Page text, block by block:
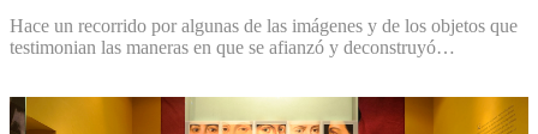
Hace un recorrido por algunas de las imágenes y de los objetos que
testimonian las maneras en que se afianzó y deconstruyó…